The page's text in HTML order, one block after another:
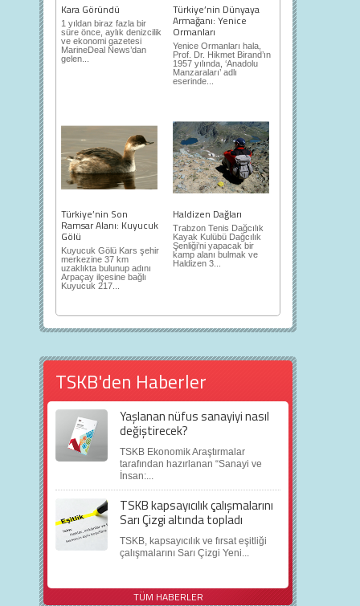
Kara Göründü
1 yıldan biraz fazla bir
süre önce, aylık denizcilik
ve ekonomi gazetesi
MarineDeal News’dan
gelen...
Türkiye’nin Dünyaya
Armağanı: Yenice
Ormanları
Yenice Ormanları hala,
Prof. Dr. Hikmet Birand’ın
1957 yılında, ‘Anadolu
Manzaraları’ adlı
eserinde...
Türkiye’nin Son
Ramsar Alanı: Kuyucuk
Gölü
Kuyucuk Gölü Kars şehir
merkezine 37 km
uzaklıkta bulunup adını
Arpaçay ilçesine bağlı
Kuyucuk 217...
Haldizen Dağları
Trabzon Tenis Dağcılık
Kayak Kulübü Dağcılık
Şenliği’ni yapacak bir
kamp alanı bulmak ve
Haldizen 3...
TSKB'den Haberler
Yaşlanan nüfus sanayiyi nasıl
değiştirecek?
TSKB Ekonomik Araştırmalar
tarafından hazırlanan “Sanayi ve
İnsan:...
TSKB kapsayıcılık çalışmalarını
Sarı Çizgi altında topladı
TSKB, kapsayıcılık ve fırsat eşitliği
çalışmalarını Sarı Çizgi Yeni...
TÜM HABERLER